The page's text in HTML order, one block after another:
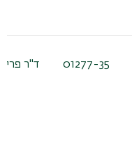
01277-35 ד"ר